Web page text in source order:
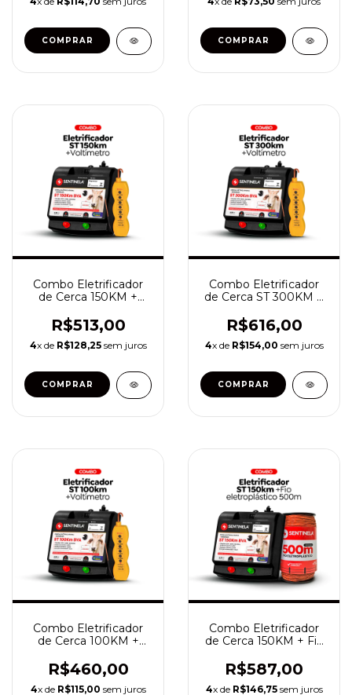
Combo Eletrificador
de Cerca 150KM +
R$513,00
4x de R$128,25sem juros
Combo Eletrificador
de Cerca ST 300KM +
R$616,00
4x de R$154,00 sem juros
Combo Eletrificador
de Cerca 100KM +
R$460,00
4x de R$115,00 sem juros
Combo Eletrificador
de Cerca 150KM + Fio
metros
R$587,00
4x de R$146,75sem juros